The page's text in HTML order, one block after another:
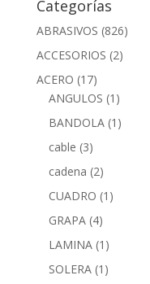
Categorías
ABRASIVOS (826)
ACCESORIOS (2)
ACERO (17)
ANGULOS (1)
BANDOLA (1)
cable (3)
cadena (2)
CUADRO (1)
GRAPA (4)
LAMINA (1)
SOLERA (1)